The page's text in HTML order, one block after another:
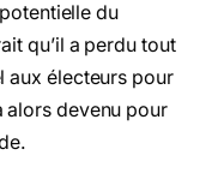
du
qu’il a perdu tout
aux électeurs pour
alors devenu pour